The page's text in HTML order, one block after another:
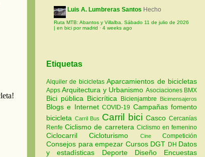
Luis A. Lumbreras Santos Hecho
Ruta MTB: Abantos y Villalba. Sábado 11 de julio de 2026
| en bici por madrid · 4 weeks ago
Etiquetas
Alquiler de bicicletasAparcamientos de bicicletas
AppsArquitectura y Urbanismo Asociaciones BMX
Bici pública Bicicrítica Bicienjambre Bicimensajeros
Blogs e InternetCOVID-19 Campañas fomento
bicicleta Carril Bus Carril biciCascoCercanías
RenfeCiclismo de carretera Ciclismo en femenino
CiclocarrilCicloturismo CineCompetición
Consejos para empezar Cursos DGT DH Datos
y estadísticas Deporte Diseño Encuestas